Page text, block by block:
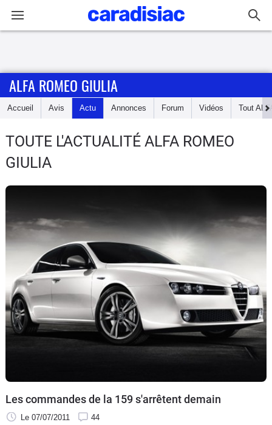
Accueil
Essais
Electriques
Utilitaires
Flottes
Auto
Services
Moto
ALFA ROMEO GIULIA
Accueil Avis Actu Annonces Forum Vidéos Tout
TOUTE L'ACTUALITÉ ALFA ROMEO
GIULIA
Les commandes de la 159 s'arrêtent demain
Le 07/07/2011 44